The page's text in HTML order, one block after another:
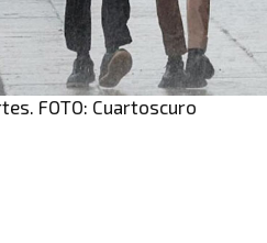
FOTO: Cuartoscuro